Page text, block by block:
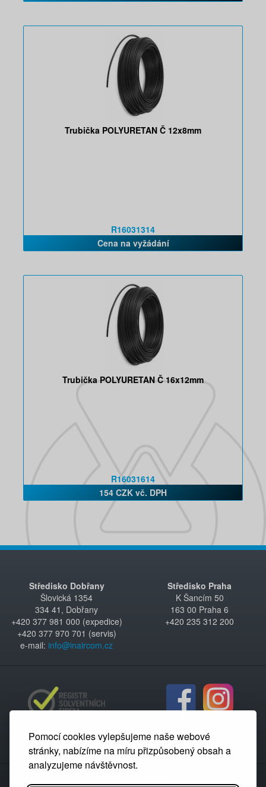
Pomocí cookies vylepšujeme naše webové
stránky, nabízíme na míru přizpůsobený obsah a
analyzujeme návštěvnost.
Trubička POLYURETAN Č 12x8mm
R16031314
Cena na vyžádání
Trubička POLYURETAN Č 16x12mm
R16031614
154 CZK vč. DPH
Středisko Dobřany
Šlovická 1354
334 41, Dobřany
+420 377 981 000 (expedice)
+420 377 970 701 (servis)
e-mail: info@inaircom.cz
Středisko Praha
K Šancím 50
163 00 Praha 6
+420 235 312 200
Partnerský portál